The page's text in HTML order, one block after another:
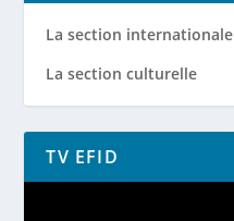
La section internationale
La section culturelle
TV EFID
Lecteur